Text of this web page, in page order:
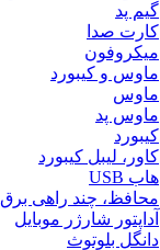
گیم پد
کارت صدا
میکروفون
ماوس و کیبورد
ماوس
ماوس پد
کیبورد
کاور، لیبل کیبورد
هاب USB
محافظ، چند راهی برق
آداپتور شارژر موبایل
دانگل بلوتوث